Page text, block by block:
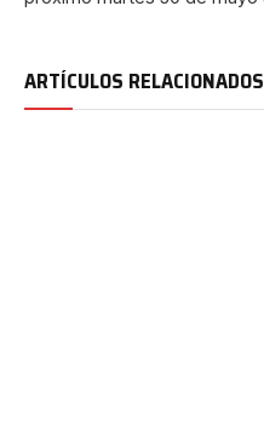
ARTÍCULOS RELACIONADOS